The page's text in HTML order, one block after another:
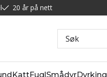
20 år på nett
KattFuglSmådyrDyrking